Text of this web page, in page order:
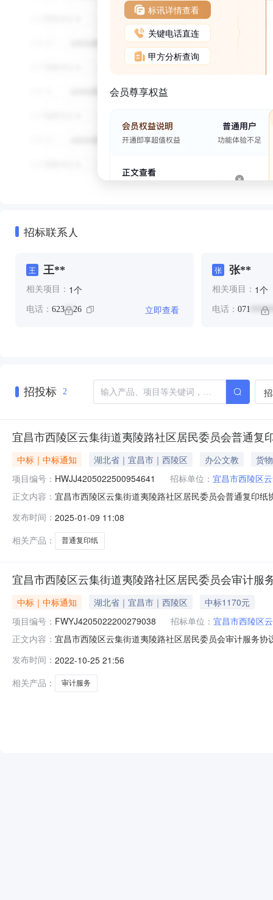
标讯详情查看
关键电话直连
甲方分析查询
会员尊享权益
招标联系人
王 王**
相关项目： 1个
电话： 623**26 立即查看
张 张**
相关项目： 1个
电话： 071
招投标 2
宜昌市西陵区云集街道夷陵路社区居民委员会普通复
中标｜中标通知 湖北省｜宜昌市｜西陵区 办公文教
货物
项目编号： HWJJ4205022500954641 招标单位： 宜昌市西陵区
正文内容： 宜昌市西陵区云集街道夷陵路社区居民委员会普通复印
价单价小计1普通复印纸百旺/PaperOneA470g50.0包￥
发布时间： 2025-01-09 11:08
相关产品：
普通复印纸
宜昌市西陵区云集街道夷陵路社区居民委员会审计服
中标｜中标通知 湖北省｜宜昌市｜西陵区
中标1170元
项目编号： FWYJ4205022200279038 招标单位： 宜昌市西陵区
正文内容： 宜昌市西陵区云集街道夷陵路社区居民委员会审计服务
购品目：审计服务采购需求：为云集街道夷陵路社区党
发布时间： 2022-10-25 21:56
相关产品：
审计服务